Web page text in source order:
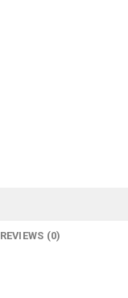
REVIEWS (0)